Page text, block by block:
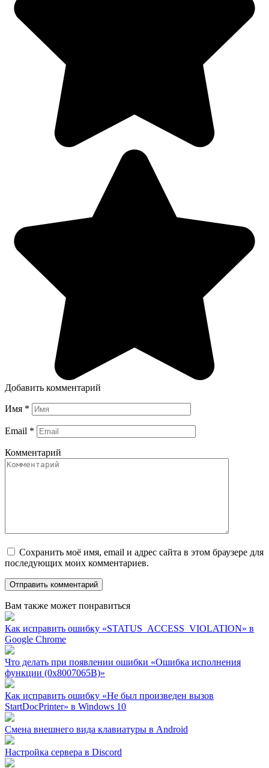
Добавить комментарий
Имя *
Email *
Комментарий
Сохранить моё имя, email и адрес сайта в этом браузере для
последующих моих комментариев.
Вам также может понравиться
Как исправить ошибку «STATUS_ACCESS_VIOLATION» в
Google Chrome
Что делать при появлении ошибки «Ошибка исполнения
функции (0x8007065B)»
Как исправить ошибку «Не был произведен вызов
StartDocPrinter» в Windows 10
Смена внешнего вида клавиатуры в Android
Настройка сервера в Discord